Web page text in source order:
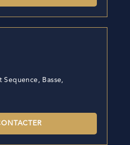
Sequence, Basse,